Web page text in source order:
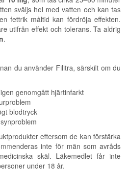
sväljs hel med vatten och kan tas
fettrik måltid kan fördröja effekten.
utifrån effekt och tolerans. Ta aldrig
.
du använder Filitra, särskilt om du
genomgått hjärtinfarkt
blodtryck
eftersom de kan förstärka
inte för män som avråds
skäl. Läkemedlet får inte
under 18 år.